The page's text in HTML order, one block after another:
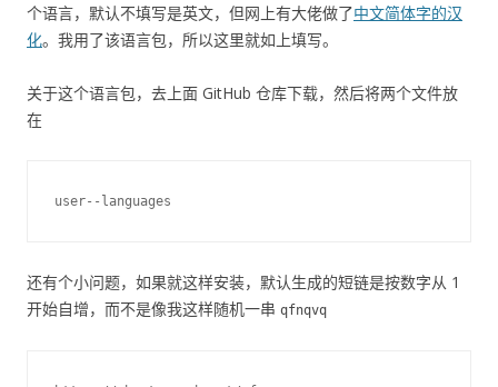
个语言，默认不填写是英文，但网上有大佬做了中文简体字的汉
化。我用了该语言包，所以这里就如上填写。
关于这个语言包，去上面 GitHub 仓库下载，然后将两个文件放
在
还有个小问题，如果就这样安装，默认生成的短链是按数字从 1
开始自增，而不是像我这样随机一串 qfnqvq